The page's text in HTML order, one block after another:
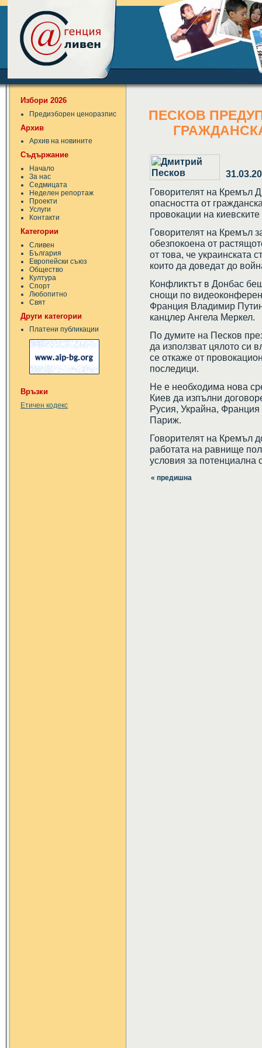
Избори 2026
Предизборен ценоразпис
Архив
Архив на новините
Съдържание
Начало
За нас
Седмицата
Неделен репортаж
Проекти
Услуги
Контакти
Категории
Сливен
България
Европейски съюз
Общество
Култура
Спорт
Любопитно
Свят
Други категории
Платени публикации
Връзки
Етичен кодекс
ПЕСКОВ
Говорителят на Кремъл
опасността от
провокации на
Говорителят на Кремъл
обезпокоена от
от това, че украинската
които да доведат до
Конфликтът в Донбас
снощи по
Франция Владимир
канцлер Ангела Меркел.
По думите на Песков
да използват цялото си
се откаже от
последици.
Не е необходима нова
Киев да изпълни
Русия, Украйна,
Париж.
Говорителят на Кремъл
работата на равнище
условия за потенциална
« предишна